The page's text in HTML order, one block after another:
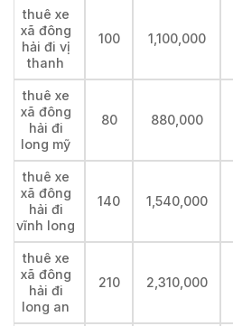
thuê xe
xã đông
hải đi vị
thanh
100 1,100,000
thuê xe
xã đông
hải đi
long mỹ
80 880,000
thuê xe
xã đông
hải đi
vĩnh long
140 1,540,000
thuê xe
xã đông
hải đi
long an
210 2,310,000